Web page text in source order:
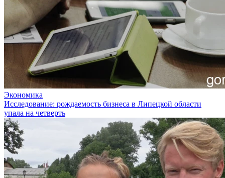
Экономика
Исследование: рождаемость бизнеса в Липецкой области
упала на четверть